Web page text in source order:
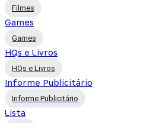
Filmes
Games
Games
HQs e Livros
HQs e Livros
Informe Publicitário
Informe Publicitário
Lista